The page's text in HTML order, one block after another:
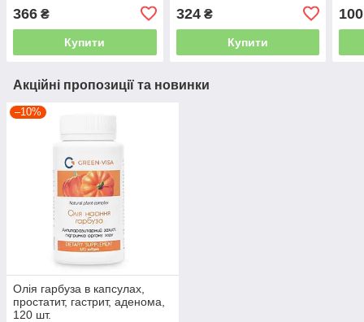
366 ₴
Купити
324₴
Купити
100
Акційні пропозиції та новинки
–10%
Олія гарбуза в капсулах,
простатит, гастрит, аденома,
120 шт.